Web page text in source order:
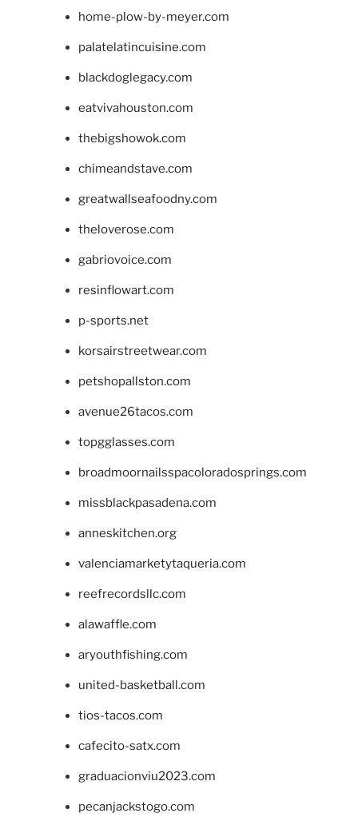
home-plow-by-meyer.com
palatelatincuisine.com
blackdoglegacy.com
eatvivahouston.com
thebigshowok.com
chimeandstave.com
greatwallseafoodny.com
theloverose.com
gabriovoice.com
resinflowart.com
p-sports.net
korsairstreetwear.com
petshopallston.com
avenue26tacos.com
topgglasses.com
broadmoornailsspacoloradosprings.com
missblackpasadena.com
anneskitchen.org
valenciamarketytaqueria.com
reefrecordsllc.com
alawaffle.com
aryouthfishing.com
united-basketball.com
tios-tacos.com
cafecito-satx.com
graduacionviu2023.com
pecanjackstogo.com